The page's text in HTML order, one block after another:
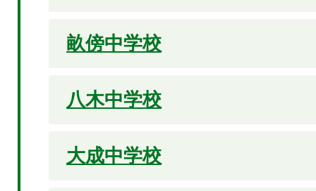
畝傍中学校
八木中学校
大成中学校